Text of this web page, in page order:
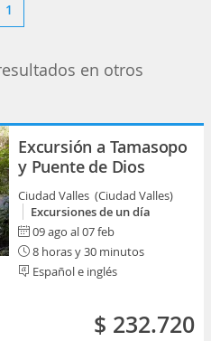
1
en otros
Excursión a Tamasopo
y Puente de Dios
Ciudad Valles (Ciudad Valles)
Excursiones de un día
09 ago al 07 feb
8 horas y 30 minutos
Español e inglés
$ 232.720